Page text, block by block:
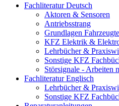
Fachliteratur Deutsch
Aktoren & Sensoren
Antriebsstrang
Grundlagen
KFZ Elektrik &
Lehrbücher &
Sonstige KFZ
Störsignale - Arbeiten
Fachliteratur Englisch
Lehrbücher &
Sonstige KFZ